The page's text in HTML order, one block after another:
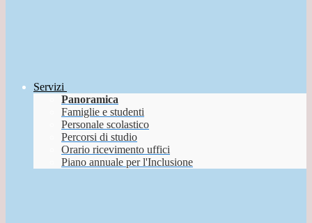
Servizi
Panoramica
Famiglie e studenti
Personale scolastico
Percorsi di studio
Orario ricevimento uffici
Piano annuale per l'Inclusione